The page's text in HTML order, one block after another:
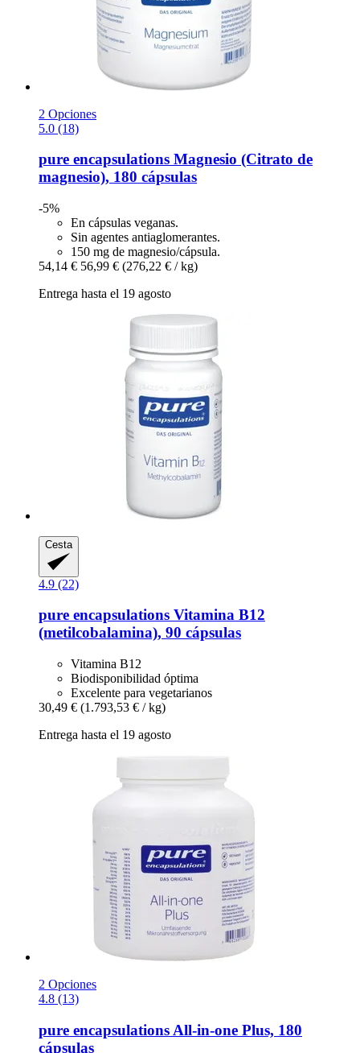
2 Opciones
5.0 (18)
pure encapsulations Magnesio (Citrato de
magnesio), 180 cápsulas
-5%
En cápsulas veganas.
Sin agentes antiaglomerantes.
150 mg de magnesio/cápsula.
54,14 € 56,99 € (276,22 € / kg)
Entrega hasta el 19 agosto
Cesta
4.9 (22)
pure encapsulations Vitamina B12
(metilcobalamina), 90 cápsulas
Vitamina B12
Biodisponibilidad óptima
Excelente para vegetarianos
30,49 € (1.793,53 € / kg)
Entrega hasta el 19 agosto
2 Opciones
4.8 (13)
pure encapsulations All-​in-​one Plus, 180
cápsulas